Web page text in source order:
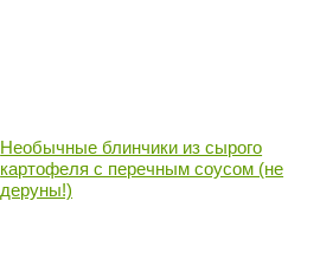
Необычные блинчики из сырого
картофеля с перечным соусом (не
деруны!)